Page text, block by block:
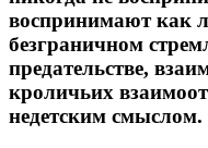
воспринимают как
безграничном
предательстве,
кроличьих
недетским смыслом.